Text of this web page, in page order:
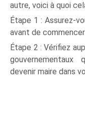
autre, voici à quoi
Étape 1 : Assurez-
avant de commencer
Étape 2 : Vérifiez
devenir maire dans